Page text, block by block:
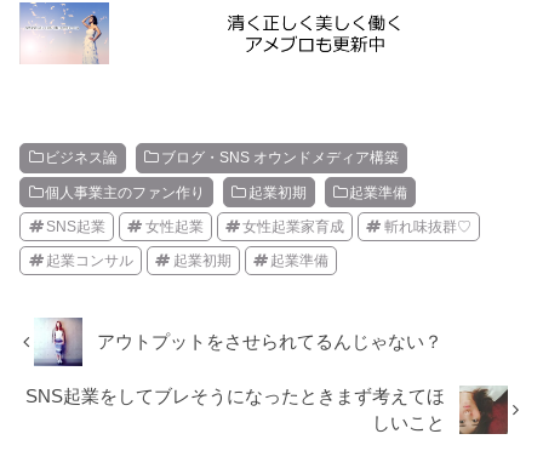
ビジネス論 ブログ・SNS オウンドメディア構築
個人事業主のファン作り 起業初期 起業準備
SNS起業 女性起業 女性起業家育成 斬れ味抜群♡
起業コンサル 起業初期 起業準備
アウトプットをさせられてるんじゃない？
SNS起業をしてブレそうになったときまず考えてほ
しいこと